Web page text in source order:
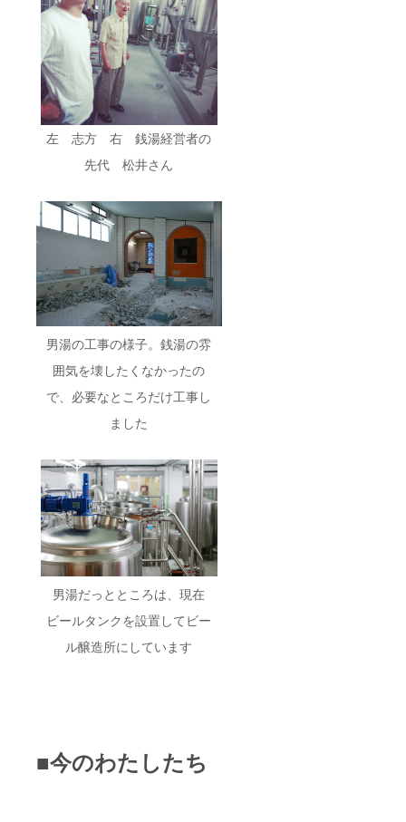
左 志方 右 銭湯経営者の
先代 松井さん
男湯の工事の様子。銭湯の雰
囲気を壊したくなかったの
で、必要なところだけ工事し
ました
男湯だっとところは、現在
ビールタンクを設置してビー
ル醸造所にしています
■今のわたしたち